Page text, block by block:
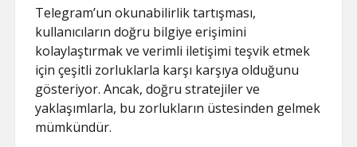
Telegram’un okunabilirlik tartışması,
kullanıcıların doğru bilgiye erişimini
kolaylaştırmak ve verimli iletişimi teşvik etmek
için çeşitli zorluklarla karşı karşıya olduğunu
gösteriyor. Ancak, doğru stratejiler ve
yaklaşımlarla, bu zorlukların üstesinden gelmek
mümkündür.